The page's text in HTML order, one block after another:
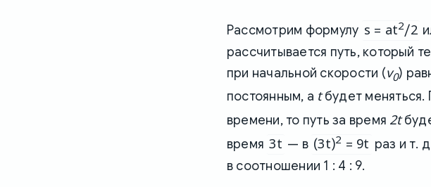
Рассмотрим формулу s = at2/2
рассчитывается путь, который
при начальной скорости (v0)
постоянным, а tбудет меняться.
времени, то путь за время 2t
время 3t — в (3t)2 = 9t раз и т.
в соотношении 1 : 4 : 9.